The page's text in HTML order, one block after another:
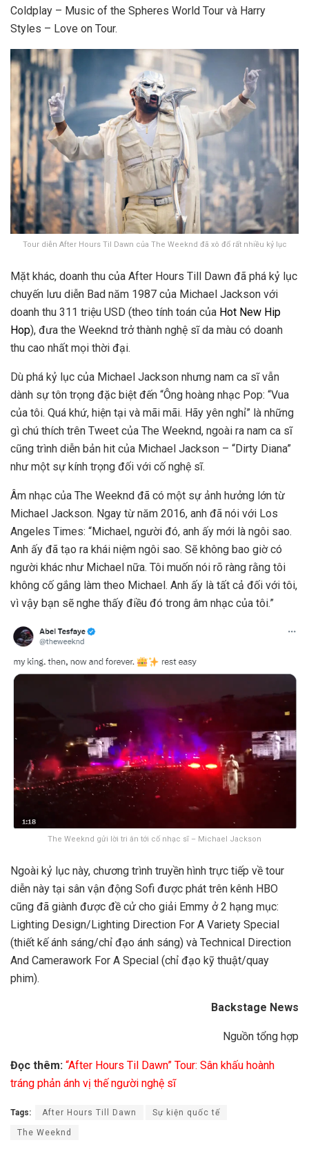
Coldplay – Music of the Spheres World Tour và Harry
Styles – Love on Tour.
Tour diễn After Hours Til Dawn của The Weeknd đã xô đổ rất nhiều kỷ lục
Mặt khác, doanh thu của After Hours Till Dawn đã phá kỷ lục
chuyến lưu diễn Bad năm 1987 của Michael Jackson với
doanh thu 311 triệu USD (theo tính toán của Hot New Hip
Hop), đưa the Weeknd trở thành nghệ sĩ da màu có doanh
thu cao nhất mọi thời đại.
Dù phá kỷ lục của Michael Jackson nhưng nam ca sĩ vẫn
dành sự tôn trọng đặc biệt đến “Ông hoàng nhạc Pop: “Vua
của tôi. Quá khứ, hiện tại và mãi mãi. Hãy yên nghỉ” là những
gì chú thích trên Tweet của The Weeknd, ngoài ra nam ca sĩ
cũng trình diễn bản hit của Michael Jackson – “Dirty Diana”
như một sự kính trọng đối với cố nghệ sĩ.
Âm nhạc của The Weeknd đã có một sự ảnh hưởng lớn từ
Michael Jackson. Ngay từ năm 2016, anh đã nói với Los
Angeles Times: “Michael, người đó, anh ấy mới là ngôi sao.
Anh ấy đã tạo ra khái niệm ngôi sao. Sẽ không bao giờ có
người khác như Michael nữa. Tôi muốn nói rõ ràng rằng tôi
không cố gắng làm theo Michael. Anh ấy là tất cả đối với tôi,
vì vậy bạn sẽ nghe thấy điều đó trong âm nhạc của tôi.”
The Weeknd gửi lời tri ân tới cố nhạc sĩ – Michael Jackson
Ngoài kỷ lục này, chương trình truyền hình trực tiếp về tour
diễn này tại sân vận động Sofi được phát trên kênh HBO
cũng đã giành được đề cử cho giải Emmy ở 2 hạng mục:
Lighting Design/Lighting Direction For A Variety Special
(thiết kế ánh sáng/chỉ đạo ánh sáng) và Technical Direction
And Camerawork For A Special (chỉ đạo kỹ thuật/quay
phim).
Backstage News
Nguồn tổng hợp
Đọc thêm: “After Hours Til Dawn” Tour: Sân khấu hoành
tráng phản ánh vị thế người nghệ sĩ
Tags: After Hours Till Dawn Sự kiện quốc tế
The Weeknd